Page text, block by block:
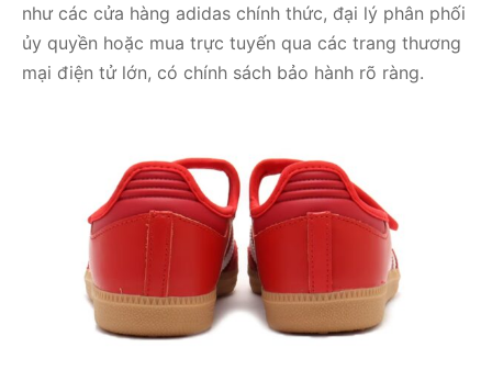
như các cửa hàng adidas chính thức, đại lý phân phối
ủy quyền hoặc mua trực tuyến qua các trang thương
mại điện tử lớn, có chính sách bảo hành rõ ràng.